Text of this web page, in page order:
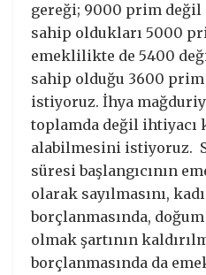
gereği; 9000 prim değil
sahip oldukları 5000
emeklilikte de 5400
sahip olduğu 3600
istiyoruz. İhya
toplamda değil ihtiyacı
alabilmesini istiyoruz.
süresi başlangıcının
olarak sayılmasını,
borçlanmasında,
olmak şartının
borçlanmasında da